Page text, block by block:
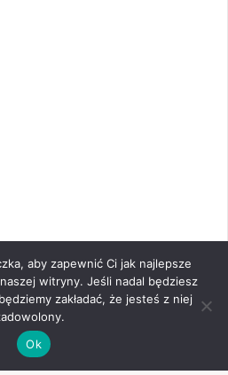
aby zapewnić Ci jak najlepsze
witryny. Jeśli nadal będziesz
zakładać, że jesteś z niej
Ok